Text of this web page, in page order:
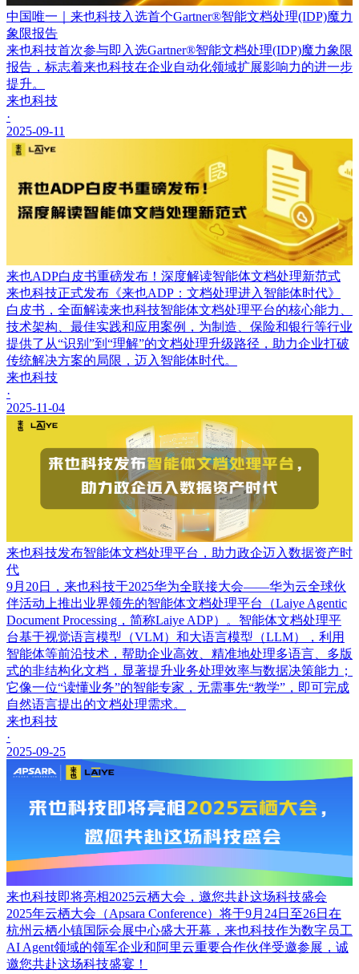
中国唯一｜来也科技入选首个Gartner®智能文档处理(IDP)魔力
象限报告
来也科技首次参与即入选Gartner®智能文档处理(IDP)魔力象限
报告，标志着来也科技在企业自动化领域扩展影响力的进一步
提升。
来也科技
·
2025-09-11
来也ADP白皮书重磅发布！深度解读智能体文档处理新范式
来也科技正式发布《来也ADP：文档处理进入智能体时代》
白皮书，全面解读来也科技智能体文档处理平台的核心能力、
技术架构、最佳实践和应用案例，为制造、保险和银行等行业
提供了从“识别”到“理解”的文档处理升级路径，助力企业打破
传统解决方案的局限，迈入智能体时代。
来也科技
·
2025-11-04
来也科技发布智能体文档处理平台，助力政企迈入数据资产时
代
9月20日，来也科技于2025华为全联接大会——华为云全球伙
伴活动上推出业界领先的智能体文档处理平台（Laiye Agentic
Document Processing，简称Laiye ADP）。智能体文档处理平
台基于视觉语言模型（VLM）和大语言模型（LLM），利用
智能体等前沿技术，帮助企业高效、精准地处理多语言、多版
式的非结构化文档，显著提升业务处理效率与数据决策能力；
它像一位“读懂业务”的智能专家，无需事先“教学”，即可完成
自然语言提出的文档处理需求。
来也科技
·
2025-09-25
来也科技即将亮相2025云栖大会，邀您共赴这场科技盛会
2025年云栖大会（Apsara Conference）将于9月24日至26日在
杭州云栖小镇国际会展中心盛大开幕，来也科技作为数字员工
AI Agent领域的领军企业和阿里云重要合作伙伴受邀参展，诚
邀您共赴这场科技盛宴！